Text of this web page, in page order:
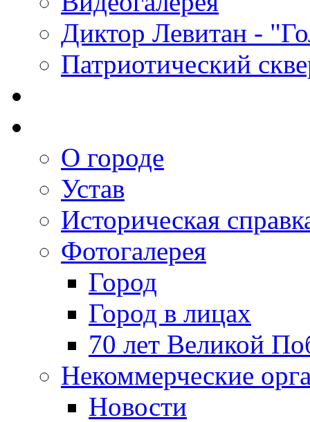
Диктор Левитан -
Патриотический
О городе
Устав
Историческая
Фотогалерея
Город
Город в лицах
70 лет Великой
Некоммерческие
Новости